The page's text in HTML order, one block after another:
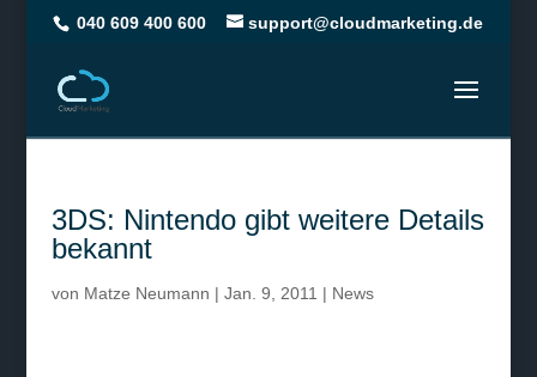
040 609 400 600 support@cloudmarketing.de
3DS: Nintendo gibt weitere Details
bekannt
von Matze Neumann | Jan. 9, 2011 | News